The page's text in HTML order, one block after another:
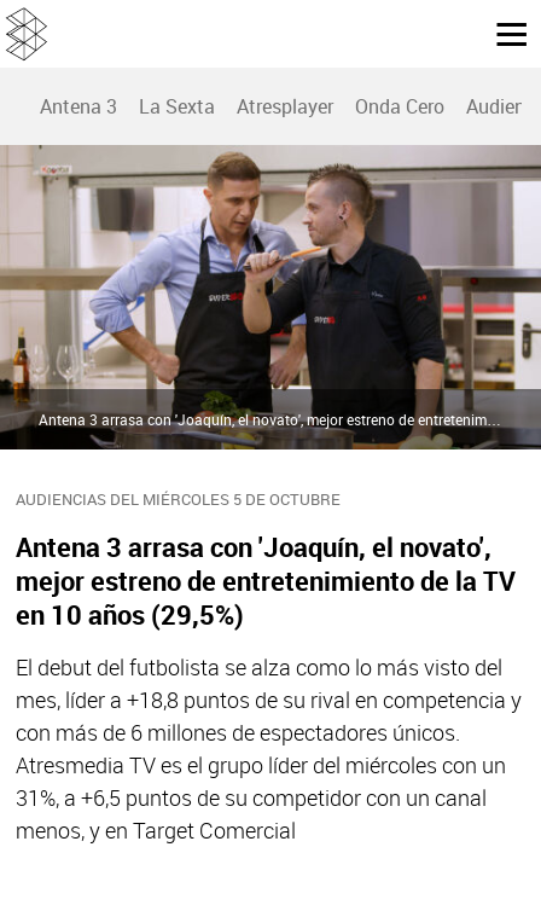
Antena 3 La Sexta Atresplayer Onda Cero
AUDIENCIAS DEL MIÉRCOLES 5 DE OCTUBRE
Antena 3 arrasa con 'Joaquín, el novato',
mejor estreno de entretenimiento de la TV
en 10 años (29,5%)
El debut del futbolista se alza como lo más visto del
mes, líder a +18,8 puntos de su rival en competencia y
con más de 6 millones de espectadores únicos.
Atresmedia TV es el grupo líder del miércoles con un
31%, a +6,5 puntos de su competidor con un canal
menos, y en Target Comercial
Antena 3 arrasa con 'Joaquín, el novato', mejor estreno de entretenimiento de la TV en 10 años (29,5%) | Atresmedia